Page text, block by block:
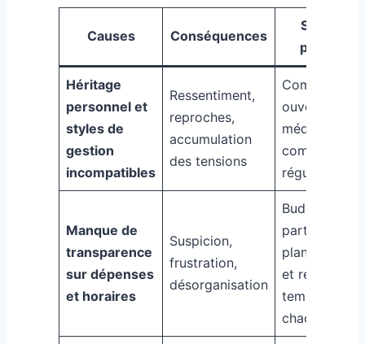
Causes Conséquences
Solutions
pratiques
Héritage
personnel et
styles de
gestion
incompatibles
Ressentiment,
reproches,
accumulation
des tensions
ouverte,
médiation et
compromis
réguliers
Manque de
transparence
sur dépenses
et horaires
Suspicion,
frustration,
désorganisation
Budget
partagé,
planning clair
et respect du
temps de
chacun